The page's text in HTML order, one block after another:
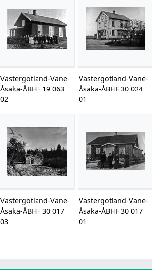
Västergötland-Väne-
Åsaka-ÅBHF 19 063
02
Västergötland-Väne-
Åsaka-ÅBHF 30 024
01
Västergötland-Väne-
Åsaka-ÅBHF 30 017
03
Västergötland-Väne-
Åsaka-ÅBHF 30 017
01